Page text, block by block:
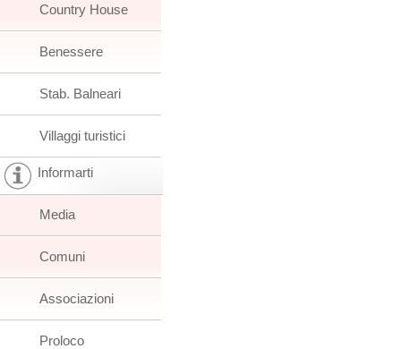
Country House
Benessere
Stab. Balneari
Villaggi turistici
Informarti
Media
Comuni
Associazioni
Proloco